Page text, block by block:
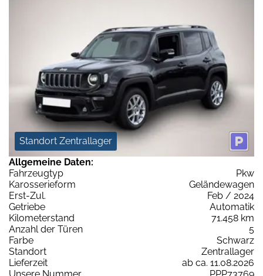
Standort Zentrallager
Allgemeine Daten:
Fahrzeugtyp
Pkw
Karosserieform
Geländewagen
Erst-Zul.
Feb / 2024
Getriebe
Automatik
Kilometerstand
71.458 km
Anzahl der Türen
5
Farbe
Schwarz
Standort
Zentrallager
Lieferzeit
ab ca. 11.08.2026